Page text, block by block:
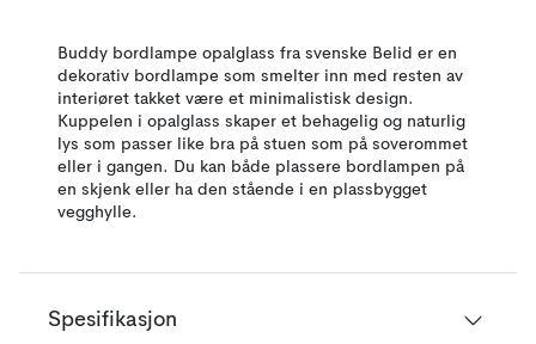
Buddy bordlampe opalglass fra svenske Belid er en
dekorativ bordlampe som smelter inn med resten av
interiøret takket være et minimalistisk design.
Kuppelen i opalglass skaper et behagelig og naturlig
lys som passer like bra på stuen som på soverommet
eller i gangen. Du kan både plassere bordlampen på
en skjenk eller ha den stående i en plassbygget
vegghylle.
Spesifikasjon